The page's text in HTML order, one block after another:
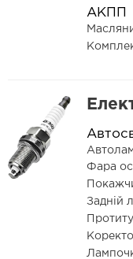
АКПП
Фара
Задній